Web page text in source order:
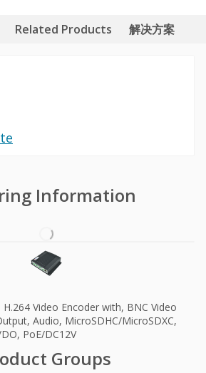
Related Products 解决方案
Information
Video Encoder with, BNC Video
Audio, MicroSDHC/MicroSDXC,
PoE/DC12V
Groups